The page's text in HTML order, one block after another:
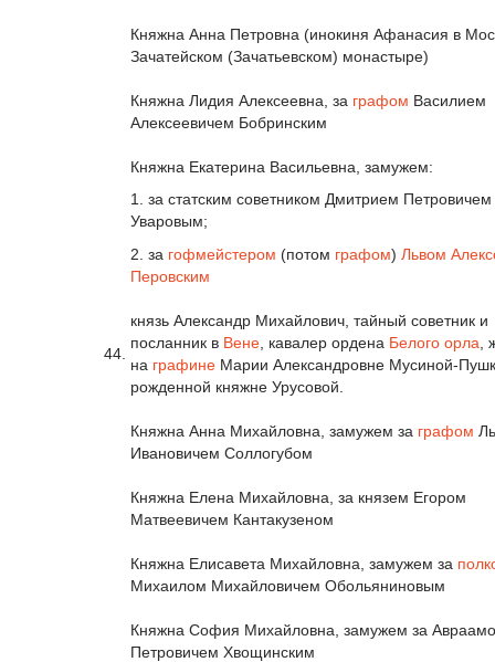
Княжна Анна Петровна (инокиня Афанасия в
Зачатейском (Зачатьевском) монастыре)
Княжна Лидия Алексеевна, за графом Василием
Алексеевичем Бобринским
Княжна Екатерина Васильевна, замужем:
1. за статским советником Дмитрием Петровичем
Уваровым;
2. за гофмейстером (потом графом) Львом
Перовским
44.
князь Александр Михайлович, тайный советник и
посланник в Вене , кавалер ордена Белого орла ,
на графине Марии Александровне Мусиной-
рожденной княжне Урусовой.
Княжна Анна Михайловна, замужем за графом
Ивановичем Соллогубом
Княжна Елена Михайловна, за князем Егором
Матвеевичем Кантакузеном
Княжна Елисавета Михайловна, замужем за
Михаилом Михайловичем Обольяниновым
Княжна София Михайловна, замужем за
Петровичем Хвощинским